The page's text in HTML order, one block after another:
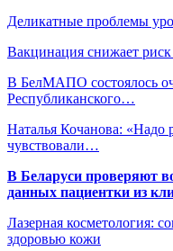
Деликатные проблемы
Вакцинация снижает
В БелМАПО состоялось
Республиканского…
Наталья Кочанова: «Надо
чувствовали…
В Беларуси проверяют
данных пациентки из
Лазерная косметология:
здоровью кожи